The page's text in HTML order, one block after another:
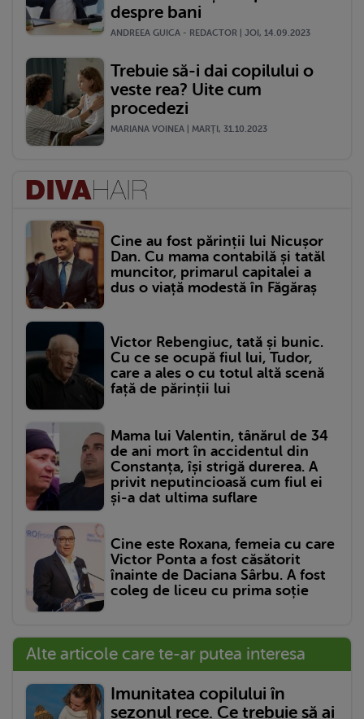
despre bani
ANDREEA GUICA - REDACTOR | JOI, 14.09.2023
Trebuie să-i dai copilului o
veste rea? Uite cum
procedezi
MARIANA VOINEA | MARŢI, 31.10.2023
Cine au fost părinții lui Nicușor
Dan. Cu mama contabilă și tatăl
muncitor, primarul capitalei a
dus o viață modestă în Făgăraș
Victor Rebengiuc, tată și bunic.
Cu ce se ocupă fiul lui, Tudor,
care a ales o cu totul altă scenă
față de părinții lui
Mama lui Valentin, tânărul de 34
de ani mort în accidentul din
Constanța, își strigă durerea. A
privit neputincioasă cum fiul ei
și-a dat ultima suflare
Cine este Roxana, femeia cu care
Victor Ponta a fost căsătorit
înainte de Daciana Sârbu. A fost
coleg de liceu cu prima soție
Alte articole care te-ar putea interesa
Imunitatea copilului în
sezonul rece. Ce trebuie să ai